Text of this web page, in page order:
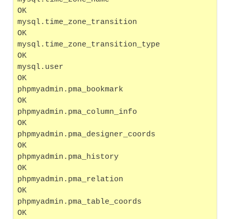
OK
mysql.time_zone_transition
OK
mysql.time_zone_transition_type
OK
mysql.user
OK
phpmyadmin.pma_bookmark
OK
phpmyadmin.pma_column_info
OK
phpmyadmin.pma_designer_coords
OK
phpmyadmin.pma_history
OK
phpmyadmin.pma_relation
OK
phpmyadmin.pma_table_coords
OK